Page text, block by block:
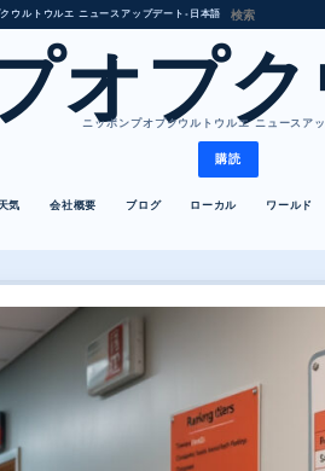
ウルトウルエ ニュースアップデート • 日本語
オプ
ニッポンプオプクウルトウルエ ニュースア
購読
気 会社概要 ブログ ローカル ワールド